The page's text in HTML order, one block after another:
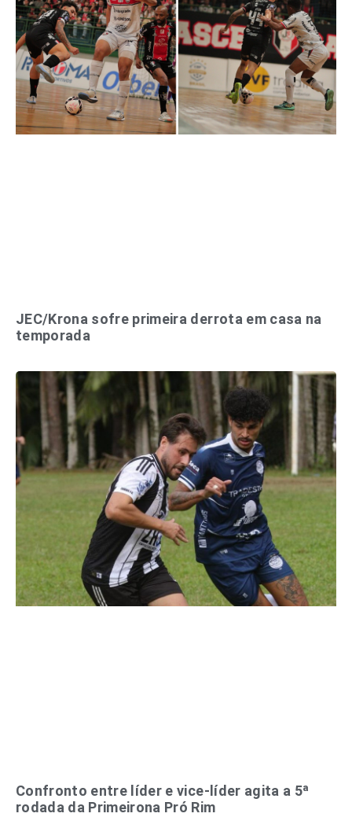
JEC/Krona sofre primeira derrota em casa na
temporada
Confronto entre líder e vice-líder agita a 5ª
rodada da Primeirona Pró Rim